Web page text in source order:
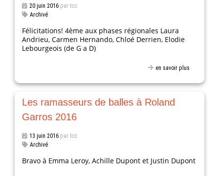
20 juin 2016 par tcc
Archivé
Félicitations! 4ème aux phases régionales Laura
Andrieu, Carmen Hernando, Chloé Derrien, Elodie
Lebourgeois (de G a D)
en savoir plus
Les ramasseurs de balles à Roland
Garros 2016
13 juin 2016 par tcc
Archivé
Bravo à Emma Leroy, Achille Dupont et Justin Dupont